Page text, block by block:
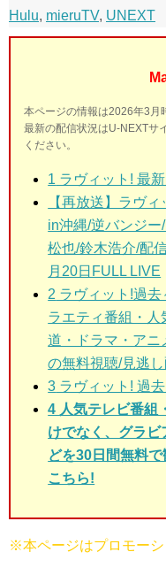
Hulu, mieruTV, UNEXT
本ページの情報は2026年3月
最新の配信状況はU-NEXTサ
ください。
1 ラヴィット! 最
【再放送】ラヴ
in沖縄/逆バンジー
松也/鈴木浩介/配
月20日FULL LIVE
2 ラヴィット!過
ラエティ番組・人
道・ドラマ・アニ
の無料視聴/見逃し
3 ラヴィット! 過
4 人気テレビ番組
けでなく、グラ
どを30日間無料
こちら!
※本ページはプロモー